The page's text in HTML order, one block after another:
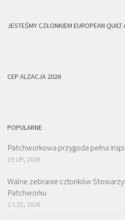
JESTEŚMY CZŁONKIEM EUROPEAN QUILT
CEP ALZACJA 2026
POPULARNE
Patchworkowa przygoda pełna
19 LIP, 2026
Walne zebranie członków
Patchworku
2 CZE, 2026